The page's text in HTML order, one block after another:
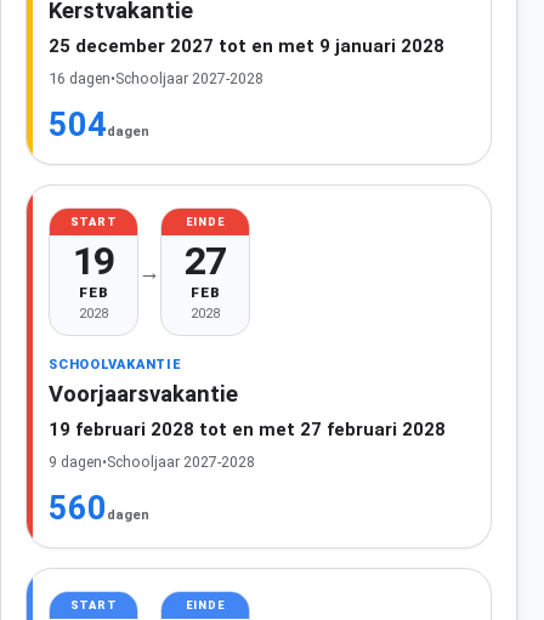
Kerstvakantie
25 december 2027 tot en met 9 januari 2028
16 dagen•Schooljaar 2027-2028
504dagen
START
19
FEB
2028
→
EINDE
27
FEB
2028
SCHOOLVAKANTIE
Voorjaarsvakantie
19 februari 2028 tot en met 27 februari 2028
9 dagen•Schooljaar 2027-2028
560 dagen
START EINDE